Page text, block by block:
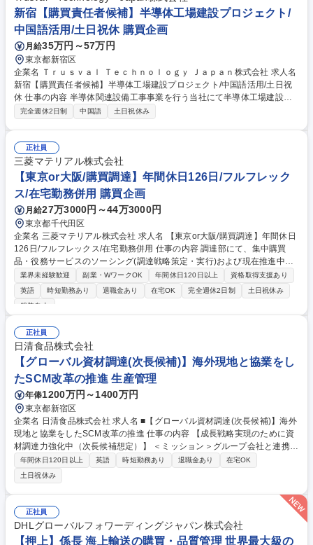
新宿【購買責任者候補】半導体工場建設プロジェクト/
中国語活用/土日祝休 購買企画
月給35万円～57万円
東京都新宿区
企業名 Ｔｒｕｓｖａｌ Ｔｅｃｈｎｏｌｏｇｙ Ｊａｐａｎ株式会社 求人名
新宿【購買責任者候補】半導体工場建設プロジェクト/中国語活用/土日祝
休 仕事の内容 半導体関連設備工事事業を行う当社にて半導体工場建設等
の購買・調達をお任せします。 設備機器や資材調達、価格交渉から原価管
発注書の作成、納期・品質管理、既存取引先との関係構築 ■新規サプライ
ヤーの開拓・評価および工事原価管理・コストダウン ■施工管理やPMと
の調整、契約内容の管理、データ分析と改善提案 ※熊本や広島など全国の
プロジェクト先への出張・転勤が発生します 募集職種 新宿【購買責任者
候補】半導体工場建設プロジェクト/中国語活用/土日祝休
完全週休2日制 中国語 土日祝休み
正社員
三菱マテリアル株式会社
【東京or大阪/購買調達】年間休日126日/フルフレック
ス/在宅勤務併用 購買企画
月給27万3000円～44万3000円
東京都千代田区
企業名 三菱マテリアル株式会社 求人名 【東京or大阪/購買調達】年間休日
126日/フルフレックス/在宅勤務併用 仕事の内容 調達部にて、集中購買
品・役務サービスのソーシング(調達戦略策定・実行)および現在推進中の
調達DX活動(新システム導入・業務プロセス改善など)をそれぞれ50%ずつ
のウェイトでお任せします。 【詳細】■集中購買品の担当品目購買業務(5
0%)：社内外の調達メンバーや関係部門と協業し、品質・コスト・納期の
務(50%)：新システムの導入、全社調達品の業務基盤構築、業務プロセス
改善の推進。【魅力】関係者が多岐に渡るため、高い折衝力を活かし全社
的な仕組み構築をリードできる達成感・やりがいを得られます。出張は月
1-2回程度。 募集職種 【東京or大阪/購買調達】年間休日126日/フルフレッ
クス/在宅勤務併用
業界未経験歓迎 副業・WワークOK 年間休日120日以上
資格取得支援あり
英語
時短勤務あり 退職金あり 在宅OK 完全週休2日制
土日祝休み
服装自由
正社員
日清食品株式会社
【グローバル資材調達(次長候補)】海外現地と協業をし
たSCM改革の推進 生産管理
年俸1200万円～1400万円
東京都新宿区
企業名 日清食品株式会社 求人名 ■【グローバル資材調達(次長候補)】海外
現地と協業をしたSCM改革の推進 仕事の内容 【成長戦略実現のために資
材調達力強化中（次長候補想定）】 ＜ミッション＞グループ会社と連携し
たSCM改革、ローバルな環境変化(災害/病害/政治的リスク等)に対応でき
るSCM確立、SDGsに即した資材調達の推進 【具体的には】 ・海外現地
法人と国内グループ事業会社の資材調達を積極支援 ・各国で共通で使用さ
れる資材の共同調達を推進し、グループ全体でのシナジー効果を発揮 ・原
料資材のサプライチェーン構築 ・コモディティ資材の相場動向を共有しグ
ループ全体へ方向性や方針発信 ・グローバル視点で原材料／サプライヤー
探索、および供給ルート開拓 募集職種 ■【グローバル資材調達(次長候
年間休日120日以上 英語 時短勤務あり 退職金あり
在宅OK
土日祝休み
正社員
DHLグローバルフォワーディングジャパン株式会社
【押上】係長 海上輸送の購買・品質管理 世界最大級の